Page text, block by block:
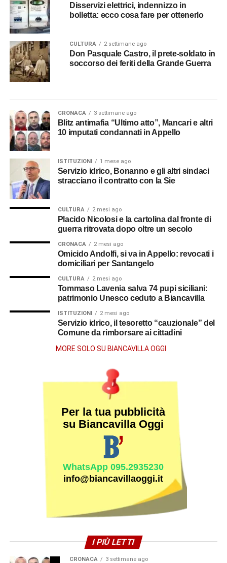
Disservizi elettrici, indennizzo in
bolletta: ecco cosa fare per ottenerlo
CULTURA 2 settimane ago
Don Pasquale Castro, il prete-soldato in
soccorso dei feriti della Grande Guerra
CRONACA 3 settimane ago
Blitz antimafia “Ultimo atto”, Mancari e altri
10 imputati condannati in Appello
ISTITUZIONI 1 mese ago
Servizio idrico, Bonanno e gli altri sindaci
stracciano il contratto con la Sie
CULTURA 2 mesi ago
Placido Nicolosi e la cartolina dal fronte di
guerra ritrovata dopo oltre un secolo
CRONACA 2 mesi ago
Omicido Andolfi, si va in Appello: revocati i
domiciliari per Santangelo
CULTURA 2 mesi ago
Tommaso Lavenia salva 74 pupi siciliani:
patrimonio Unesco ceduto a Biancavilla
ISTITUZIONI 2 mesi ago
Servizio idrico, il tesoretto “cauzionale” del
Comune da rimborsare ai cittadini
MORE SOLO SU BIANCAVILLA OGGI
Per la tua pubblicità
su Biancavilla Oggi
WhatsApp 095.2935230
info@biancavillaoggi.it
I PIÙ LETTI
CRONACA 3 settimane ago